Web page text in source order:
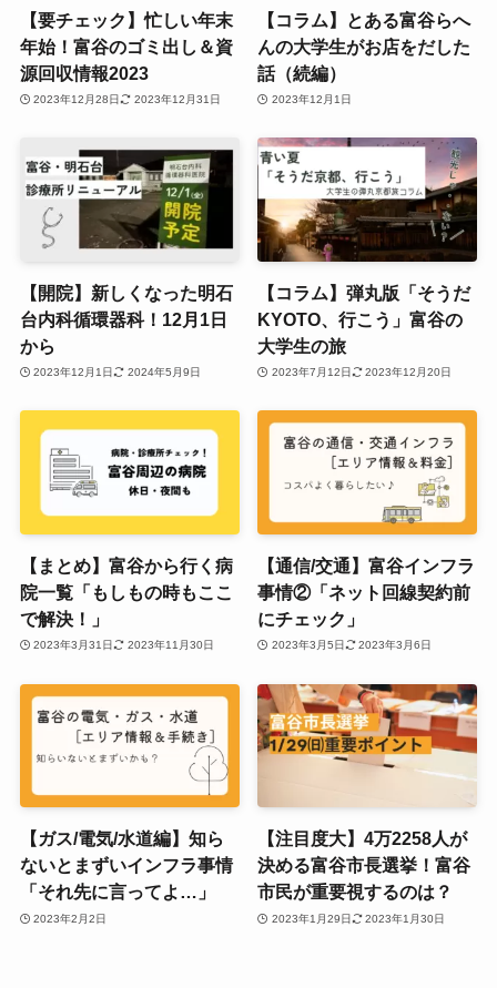
【要チェック】忙しい年末
年始！富谷のゴミ出し＆資
源回収情報2023
2023年12月28日 2023年12月31日
【コラム】とある富谷らへ
んの大学生がお店をだした
話（続編）
2023年12月1日
【開院】新しくなった明石
台内科循環器科！12月1日
から
2023年12月1日 2024年5月9日
【コラム】弾丸版「そうだ
KYOTO、行こう」富谷の
大学生の旅
2023年7月12日 2023年12月20日
【まとめ】富谷から行く病
院一覧「もしもの時もここ
で解決！」
2023年3月31日 2023年11月30日
【通信/交通】富谷インフラ
事情②「ネット回線契約前
にチェック」
2023年3月5日 2023年3月6日
【ガス/電気/水道編】知ら
ないとまずいインフラ事情
「それ先に言ってよ…」
2023年2月2日
【注目度大】4万2258人が
決める富谷市長選挙！富谷
市民が重要視するのは？
2023年1月29日 2023年1月30日